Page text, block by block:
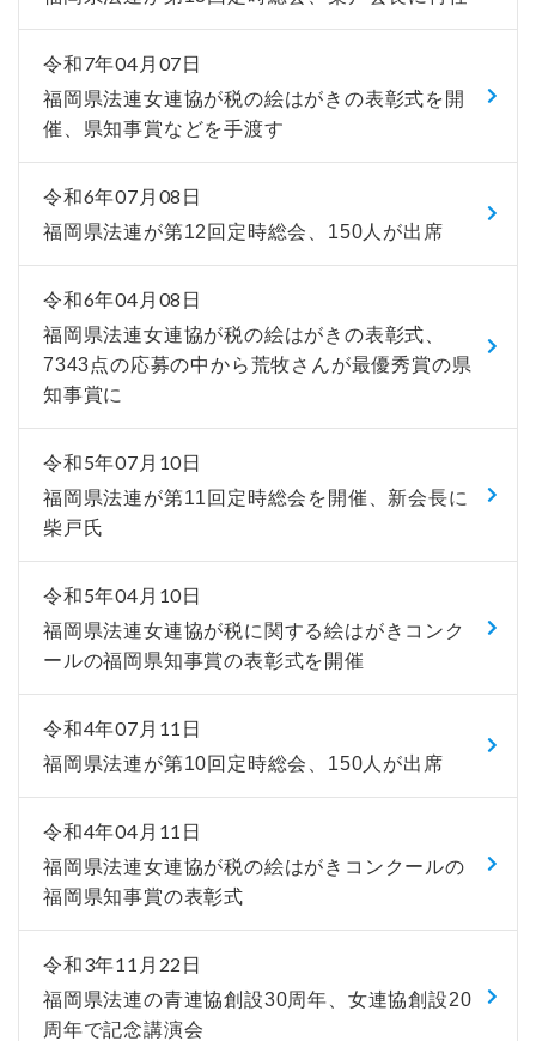
令和7年04月07日
福岡県法連女連協が税の絵はがきの表彰式を開
催、県知事賞などを手渡す
令和6年07月08日
福岡県法連が第12回定時総会、150人が出席
令和6年04月08日
福岡県法連女連協が税の絵はがきの表彰式、
7343点の応募の中から荒牧さんが最優秀賞の県
知事賞に
令和5年07月10日
福岡県法連が第11回定時総会を開催、新会長に
柴戸氏
令和5年04月10日
福岡県法連女連協が税に関する絵はがきコンク
ールの福岡県知事賞の表彰式を開催
令和4年07月11日
福岡県法連が第10回定時総会、150人が出席
令和4年04月11日
福岡県法連女連協が税の絵はがきコンクールの
福岡県知事賞の表彰式
令和3年11月22日
福岡県法連の青連協創設30周年、女連協創設20
周年で記念講演会